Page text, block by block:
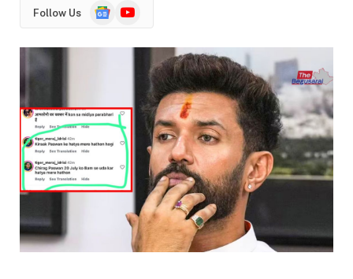
Follow Us
GoogleYouTube